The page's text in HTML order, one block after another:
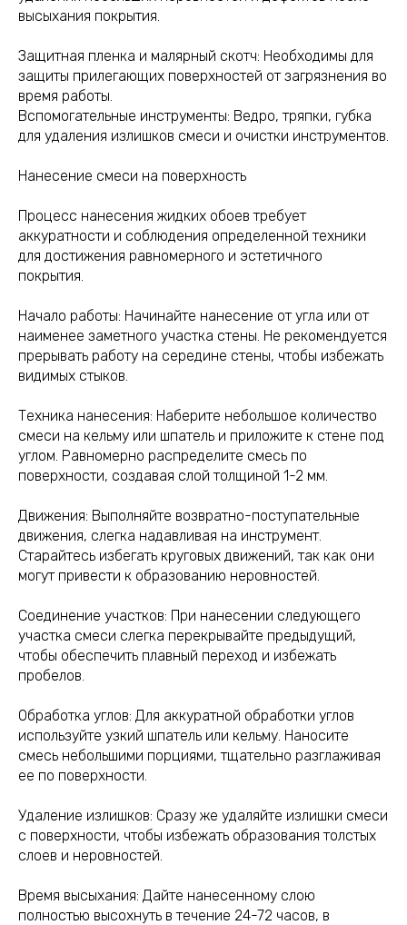
высыхания покрытия.
Защитная пленка и малярный скотч: Необходимы для
защиты прилегающих поверхностей от загрязнения во
время работы.
Вспомогательные инструменты: Ведро, тряпки, губка
для удаления излишков смеси и очистки инструментов.
Нанесение смеси на поверхность
Процесс нанесения жидких обоев требует
аккуратности и соблюдения определенной техники
для достижения равномерного и эстетичного
покрытия.
Начало работы: Начинайте нанесение от угла или от
наименее заметного участка стены. Не рекомендуется
прерывать работу на середине стены, чтобы избежать
видимых стыков.
Техника нанесения: Наберите небольшое количество
смеси на кельму или шпатель и приложите к стене под
углом. Равномерно распределите смесь по
поверхности, создавая слой толщиной 1-2 мм.
Движения: Выполняйте возвратно-поступательные
движения, слегка надавливая на инструмент.
Старайтесь избегать круговых движений, так как они
могут привести к образованию неровностей.
Соединение участков: При нанесении следующего
участка смеси слегка перекрывайте предыдущий,
чтобы обеспечить плавный переход и избежать
пробелов.
Обработка углов: Для аккуратной обработки углов
используйте узкий шпатель или кельму. Наносите
смесь небольшими порциями, тщательно разглаживая
ее по поверхности.
Удаление излишков: Сразу же удаляйте излишки смеси
с поверхности, чтобы избежать образования толстых
слоев и неровностей.
Время высыхания: Дайте нанесенному слою
полностью высохнуть в течение 24-72 часов, в